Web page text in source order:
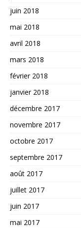
juin 2018
mai 2018
avril 2018
mars 2018
février 2018
janvier 2018
décembre 2017
novembre 2017
octobre 2017
septembre 2017
août 2017
juillet 2017
juin 2017
mai 2017